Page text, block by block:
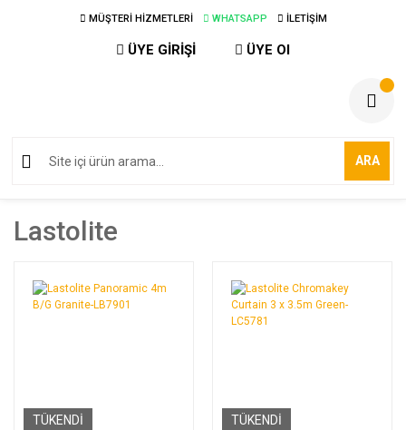
MÜŞTERİ HİZMETLERİ WHATSAPP İLETİŞİM
ÜYE GİRİŞİ ÜYE Ol
ARA
Lastolite
TÜKENDİ TÜKENDİ